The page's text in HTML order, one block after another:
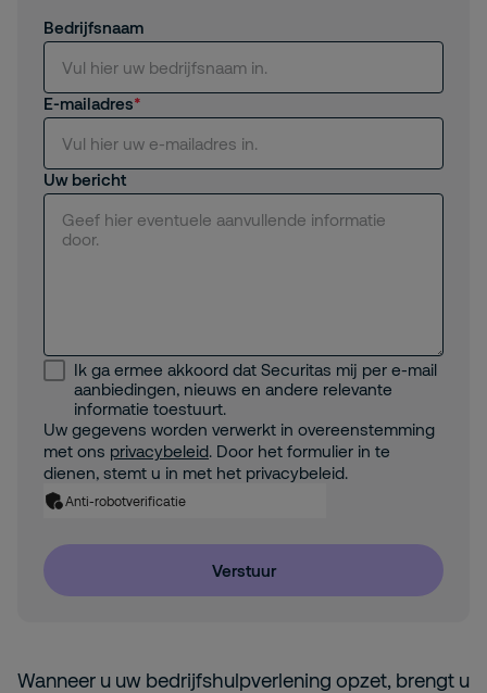
Wanneer u uw bedrijfshulpverlening opzet, brengt u
Bedrijfsnaam
E-mailadres
Uw bericht
Ik ga ermee akkoord dat Securitas mij per e-mail
aanbiedingen, nieuws en andere relevante
informatie toestuurt.
Uw gegevens worden verwerkt in overeenstemming
met ons privacybeleid. Door het formulier in te
dienen, stemt u in met het privacybeleid.
Anti-robotverificatie
Verstuur